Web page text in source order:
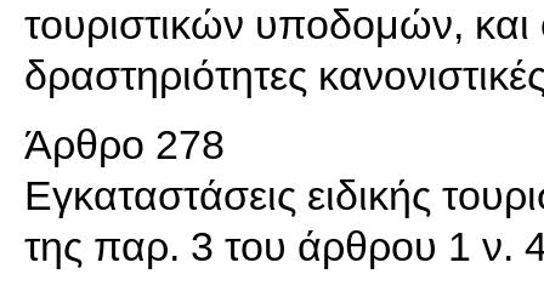
τουριστικών υποδομών, και
δραστηριότητες
Άρθρο 278
Εγκαταστάσεις ειδικής
της παρ. 3 του άρθρου 1 ν.